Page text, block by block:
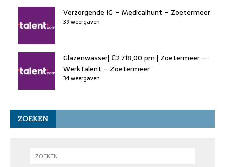
Verzorgende IG – Medicalhunt – Zoetermeer
39 weergaven
Glazenwasser| €2.718,00 pm | Zoetermeer –
WerkTalent – Zoetermeer
34 weergaven
ZOEKEN